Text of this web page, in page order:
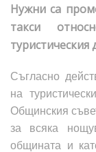
Нужни са
такси
туристическия
Съгласно
на
Общинския
за всяка
общината и